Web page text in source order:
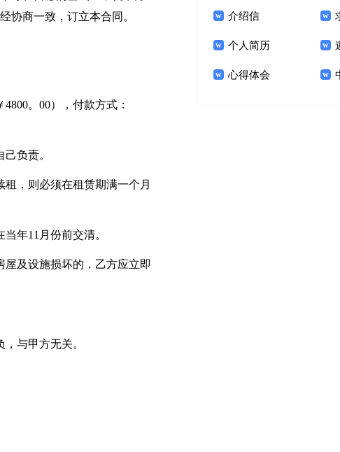
协商一致，订立本合同。
。00），付款方式：
负责。
，则必须在租赁期满一个月
年11月份前交清。
及设施损坏的，乙方应立即
与甲方无关。
同15篇 定
介绍信
个人简历
心得体会